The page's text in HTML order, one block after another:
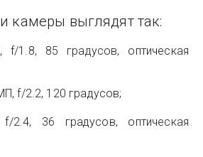
камеры выглядят так:
1.8, 85 градусов, оптическая
f/2.2, 120 градусов;
2.4, 36 градусов, оптическая